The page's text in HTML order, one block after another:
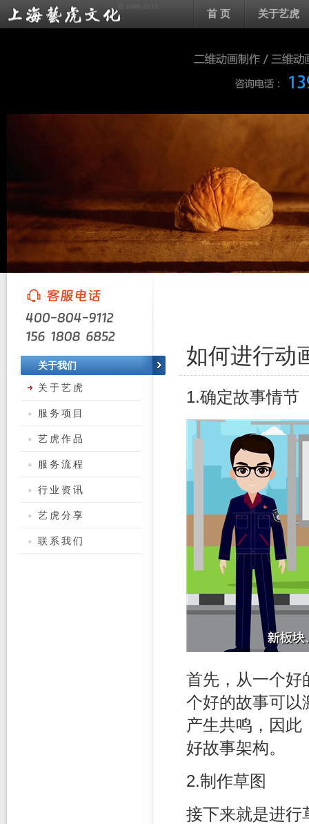
首 页 关于艺虎
如何进行动
1.确定故事情节
首先，从一个好
个好的故事可以
产生共鸣，因此
好故事架构。
2.制作草图
接下来就是进行
关于我们
关于艺虎
服务项目
艺虎作品
服务流程
行业资讯
艺虎分享
联系我们